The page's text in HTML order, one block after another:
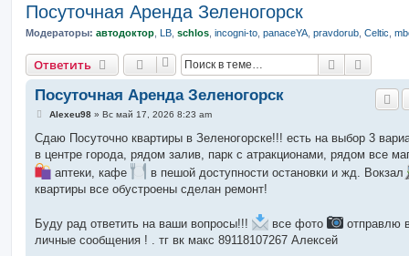
Посуточная Аренда Зеленогорск
Модераторы: автодоктор LB schlos incogni-to panaceYA pravdorub Celtic
Ответить Поиск
Посуточная Аренда Зеленогорск
С
о
б
щ
е
н
и
Alexeu98» Вс май 17, 2026 8:23 am
Сдаю Посуточно квартиры в Зеленогорске!!! есть на выбор 3
в центре города, рядом залив, парк с атракционами, рядом все
аптеки, кафе
в пешой доступности остановки и жд. Вокзал
квартиры все обустроены сделан ремонт!
Буду рад ответить на ваши вопросы!!! все фото
отправлю
личные сообщения ! . тг вк макс 89118107267 Алексей